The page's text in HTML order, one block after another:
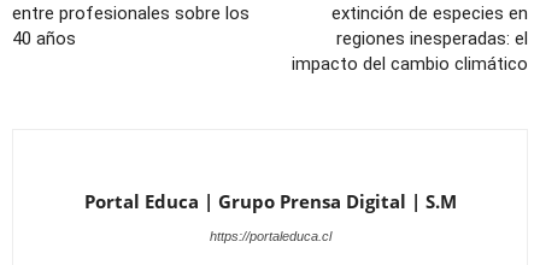
entre profesionales sobre los
40 años
extinción de especies en
regiones inesperadas: el
impacto del cambio climático
Portal Educa | Grupo Prensa Digital | S.M
https://portaleduca.cl